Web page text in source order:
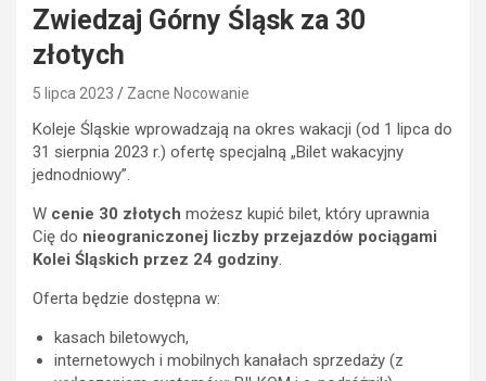
Zwiedzaj Górny Śląsk za 30
złotych
5 lipca 2023 Zacne Nocowanie
Koleje Śląskie wprowadzają na okres wakacji (od 1 lipca do
31 sierpnia 2023 r.) ofertę specjalną „Bilet wakacyjny
jednodniowy”.
W cenie 30 złotych możesz kupić bilet, który uprawnia
Cię do nieograniczonej liczby przejazdów pociągami
Kolei Śląskich przez 24 godziny.
Oferta będzie dostępna w:
kasach biletowych,
internetowych i mobilnych kanałach sprzedaży (z